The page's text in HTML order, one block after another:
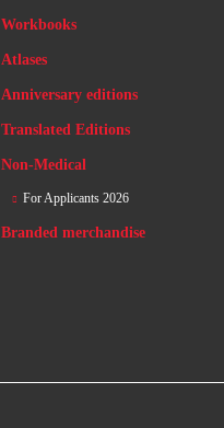
Workbooks
Atlases
Anniversary editions
Translated Editions
Non-Medical
For Applicants 2026
Branded merchandise